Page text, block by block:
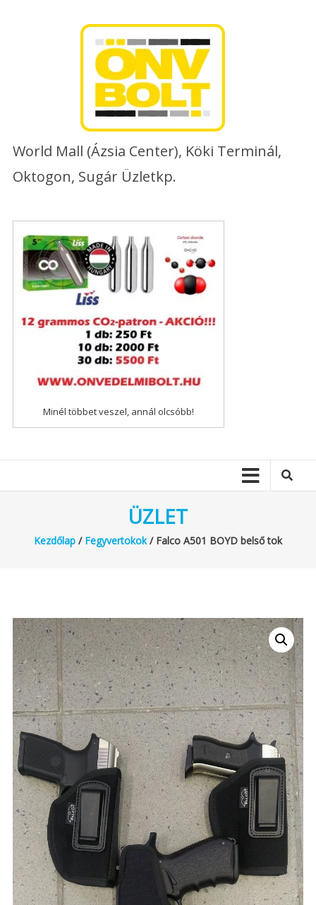
World Mall (Ázsia Center), Köki Terminál,
Oktogon, Sugár Üzletkp.
Minél többet veszel, annál olcsóbb!
ÜZLET
Kezdőlap/ Fegyvertokok/ Falco A501 BOYD belső tok